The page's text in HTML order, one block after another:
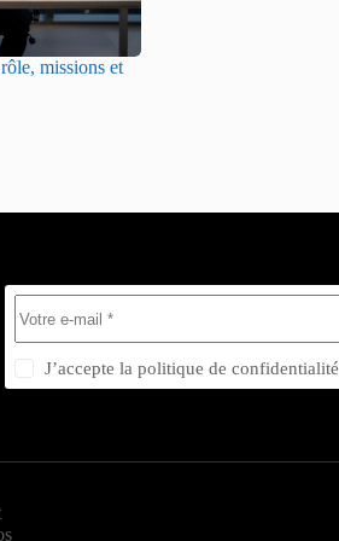
missions et
J’accepte lapolitique de confidentialité